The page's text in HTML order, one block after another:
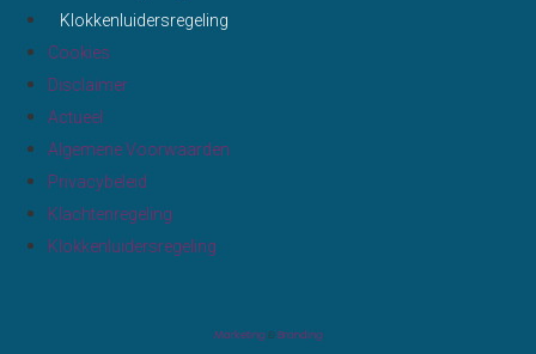
Klokkenluidersregeling
Cookies
Disclaimer
Actueel
Algemene Voorwaarden
Privacybeleid
Klachtenregeling
Klokkenluidersregeling
Marketing & Branding